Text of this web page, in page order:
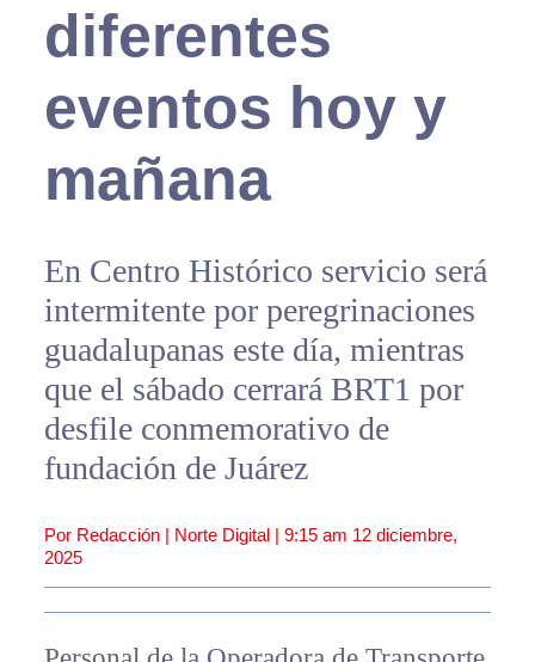
diferentes
eventos hoy y
mañana
En Centro Histórico servicio será
intermitente por peregrinaciones
guadalupanas este día, mientras
que el sábado cerrará BRT1 por
desfile conmemorativo de
fundación de Juárez
Por Redacción | Norte Digital | 9:15 am 12 diciembre,
2025